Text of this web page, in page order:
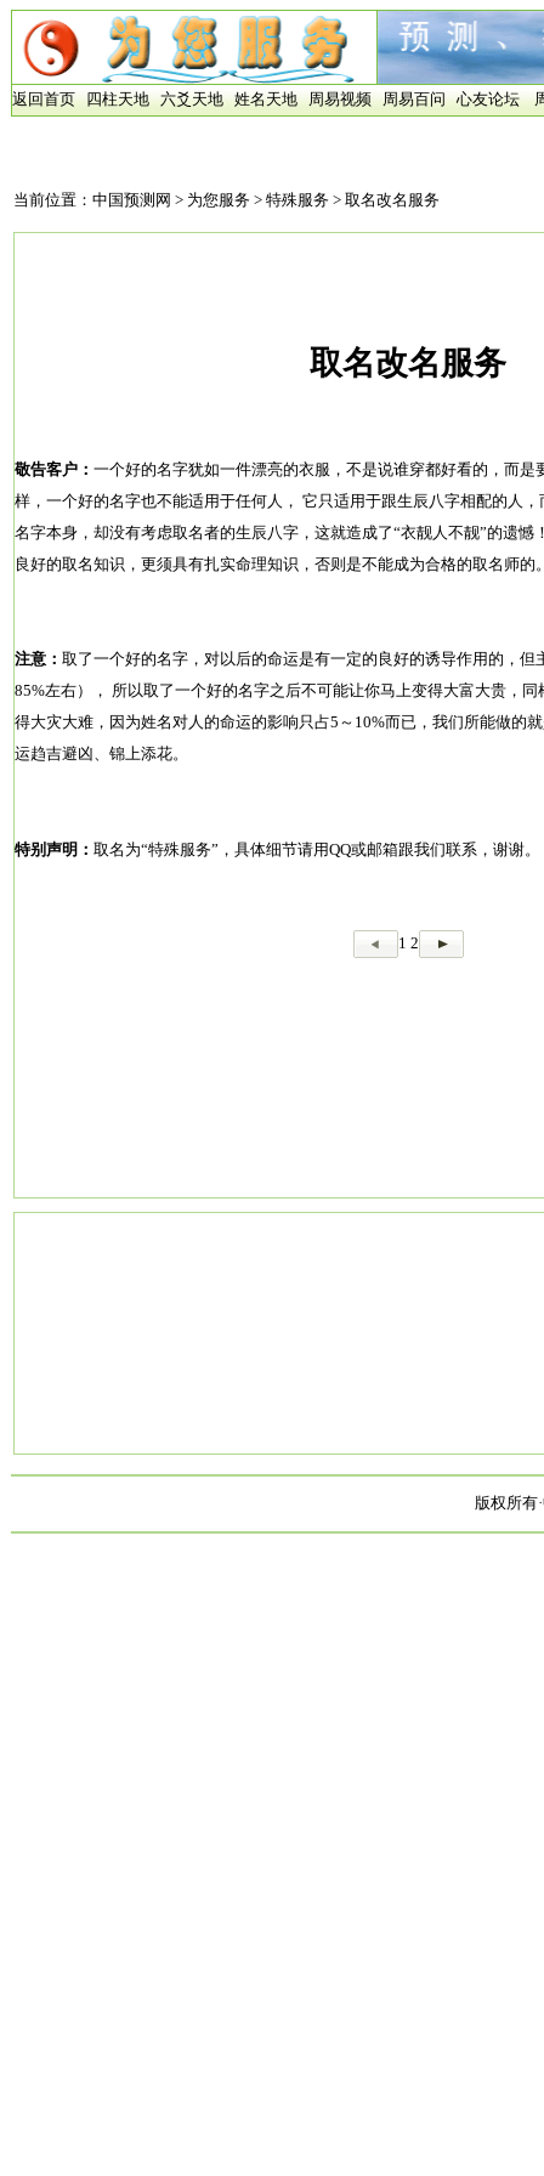
返回首页 四柱天地 六爻天地 姓名天地 周易视频 周易百问 心友论坛
当前位置： 中国预测网 > 为您服务 > 特殊服务 > 取名改名服务
取名改名服务
敬告客户： 一个好的名字犹如一件漂亮的衣服，不是说谁穿都好看的，而是
样，一个好的名字也不能适用于任何人， 它只适用于跟生辰八字相配的人
名字本身，却没有考虑取名者的生辰八字，这就造成了“衣靓人不靓”的遗憾
良好的取名知识，更须具有扎实命理知识，否则是不能成为合格的取名师的
注意： 取了一个好的名字，对以后的命运是有一定的良好的诱导作用的，
85%左右）， 所以取了一个好的名字之后不可能让你马上变得大富大贵，
得大灾大难，因为姓名对人的命运的影响只占5～10%而已，我们所能做的
运趋吉避凶、锦上添花。
特别声明： 取名为“特殊服务”，具体细节请用QQ或邮箱跟我们联系，谢谢。
1 2
版权所有